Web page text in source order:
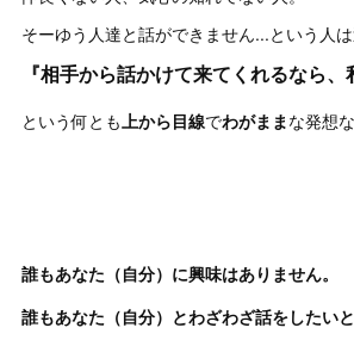
そーゆう人達と話ができません...という人
『相手から話かけて来てくれるなら、
という何とも 上から目線でわがまま な発想
誰もあなた（自分）に興味はありません。
誰もあなた（自分）とわざわざ話をしたいと